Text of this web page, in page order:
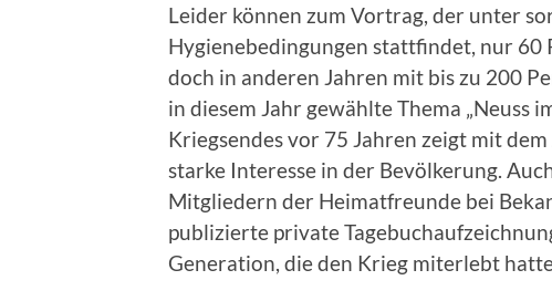
Leider können zum Vortrag, der unter
Hygienebedingungen stattfindet, nur 60
doch in anderen Jahren mit bis zu 200
in diesem Jahr gewählte Thema „Neuss
Kriegsendes vor 75 Jahren zeigt mit
starke Interesse in der Bevölkerung.
Mitgliedern der Heimatfreunde bei
publizierte private
Generation, die den Krieg miterlebt